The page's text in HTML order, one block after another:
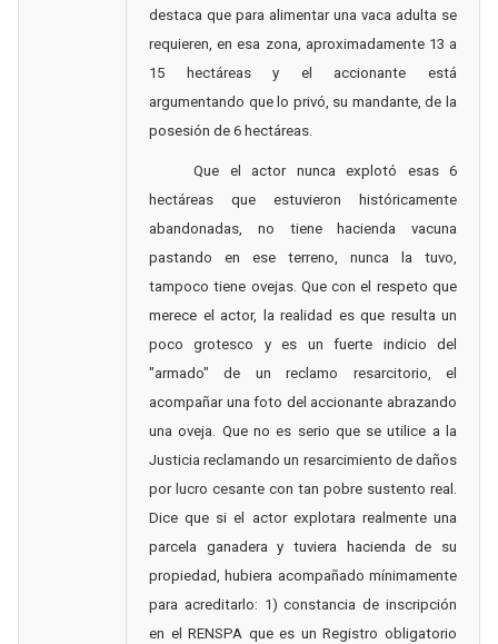
destaca que para alimentar una vaca adulta se
requieren, en esa zona, aproximadamente 13 a
15 hectáreas y el accionante está
argumentando que lo privó, su mandante, de la
posesión de 6 hectáreas.
Que el actor nunca explotó esas 6
hectáreas que estuvieron históricamente
abandonadas, no tiene hacienda vacuna
pastando en ese terreno, nunca la tuvo,
tampoco tiene ovejas. Que con el respeto que
merece el actor, la realidad es que resulta un
poco grotesco y es un fuerte indicio del
"armado" de un reclamo resarcitorio, el
acompañar una foto del accionante abrazando
una oveja. Que no es serio que se utilice a la
Justicia reclamando un resarcimiento de daños
por lucro cesante con tan pobre sustento real.
Dice que si el actor explotara realmente una
parcela ganadera y tuviera hacienda de su
propiedad, hubiera acompañado mínimamente
para acreditarlo: 1) constancia de inscripción
en el RENSPA que es un Registro obligatorio